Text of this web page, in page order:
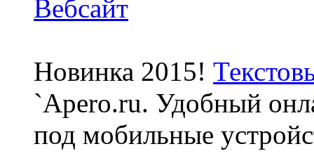
Вебсайт
Новинка 2015!
`Apero.ru. Удобный
под мобильные